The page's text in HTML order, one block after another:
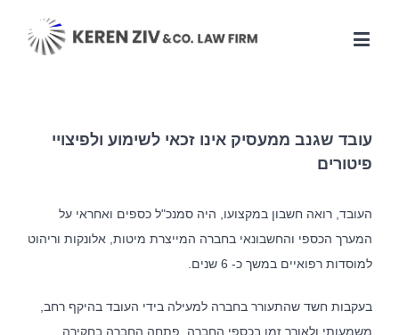
עובד שגנב ממעסיק אינו זכאי לשימוע ולפיצויי
פיטורים
העובד, רואה חשבון במקצועו, היה סמנכ"ל כספים ואחראי על
המערך הכספי והחשבונאי בחברה המייצרת מיטות, אלונקות וריהוט
למוסדות רפואיים במשך כ- 6 שנים.
בעקבות חשד שהתעורר בחברה למעילה בידי העובד בהיקף רחב,
משמעותי ולאורך זמן בכספי החברה, פתחה החברה בחקירה